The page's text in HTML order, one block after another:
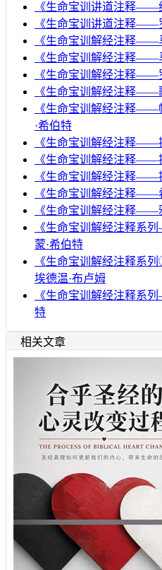
《生命宝训讲道注释——
《生命宝训讲道注释——
《生命宝训解经注释——
《生命宝训解经注释——
《生命宝训解经注释——
《生命宝训解经注释——
《生命宝训解经注释——
·希伯特
《生命宝训解经注释——
《生命宝训解经注释——
《生命宝训解经注释——
《生命宝训解经注释——
《生命宝训解经注释——
《生命宝训解经注释系
蒙·希伯特
《生命宝训解经注释系
埃德温·布卢姆
《生命宝训解经注释系
特
相关文章